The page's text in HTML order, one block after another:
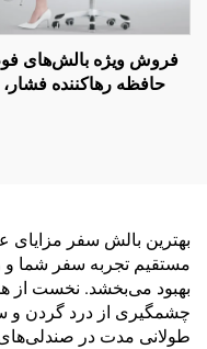
فروش ویژه بالش‌های
حافظه رهاکننده فشار،
بهترین بالش سفر مزایای
مستقیم تجربه سفر شما
بهبود می‌بخشد. نخست از
چشمگیری از درد گردن و
طولانی مدت در صندلی‌های